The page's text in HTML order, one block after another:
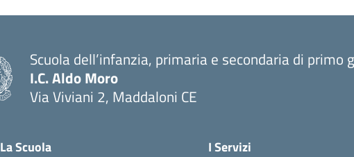
Scuola dell’infanzia, primaria e secondaria di primo
I.C. Aldo Moro
Via Viviani 2, Maddaloni CE
La Scuola I Servizi